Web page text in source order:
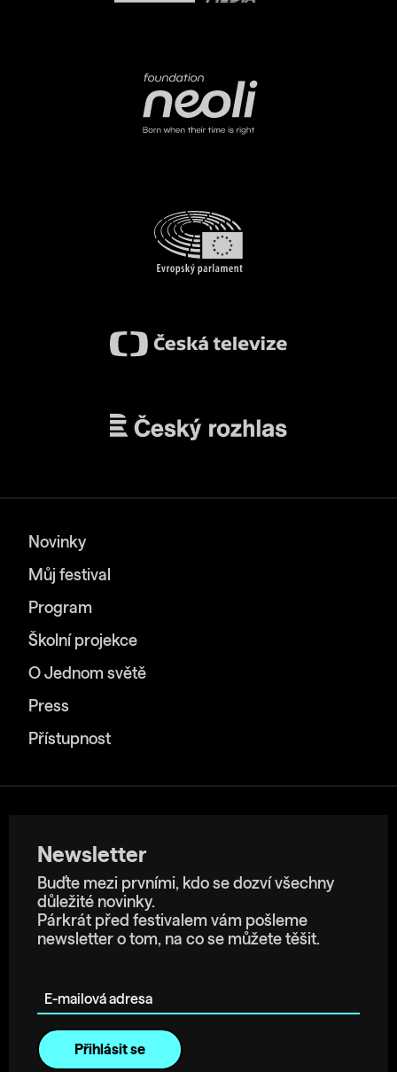
Novinky
Můj festival
Program
Školní projekce
O Jednom světě
Press
Přístupnost
Newsletter
Buďte mezi prvními, kdo se dozví všechny
důležité novinky.
Párkrát před festivalem vám pošleme
newsletter o tom, na co se můžete těšit.